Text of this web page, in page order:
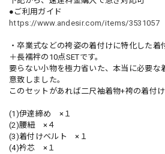
●ご利用ガイド
https://www.andesir.com/items/3531057
・卒業式などの袴姿の着付けに特化した着
＋長襦袢の10点SETです。
要らない小物を極力省いた、本当に必要な
意致しました。
このセットがあれば二尺袖着物+袴の着付
(1)伊達締め ×１
(2)腰紐 ×４
(3)着付けベルト ×１
(4)衿芯 ×１